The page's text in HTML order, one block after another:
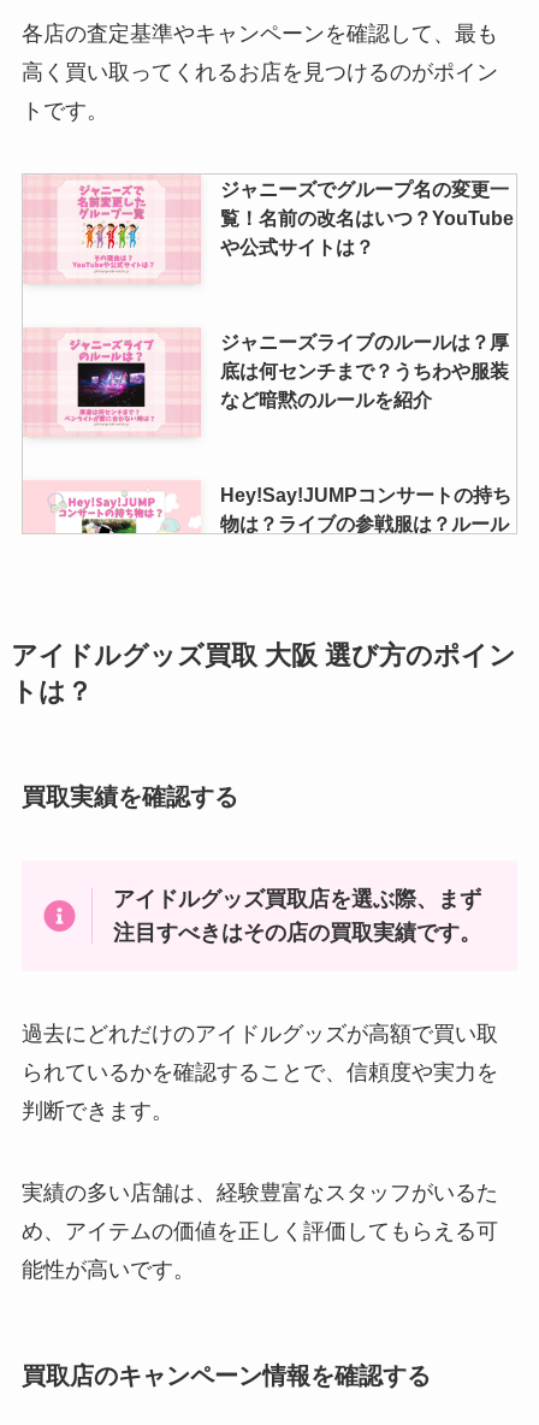
各店の査定基準やキャンペーンを確認して、最も
高く買い取ってくれるお店を見つけるのがポイン
トです。
ジャニーズでグループ名の変更一
覧！名前の改名はいつ？YouTube
や公式サイトは？
ジャニーズライブのルールは？厚
底は何センチまで？うちわや服装
など暗黙のルールを紹介
Hey!Say!JUMPコンサートの持ち
物は？ライブの参戦服は？ルール
snowman入所順一覧！入所日や
年齢順・誕生日一覧・脱退メンバ
ジャニキングの口コミは？連絡こ
アイドルグッズ買取 大阪 選び方のポイン
トは？
買取実績を確認する
アイドルグッズ買取店を選ぶ際、まず
注目すべきはその店の買取実績です。
過去にどれだけのアイドルグッズが高額で買い取
られているかを確認することで、信頼度や実力を
判断できます。
実績の多い店舗は、経験豊富なスタッフがいるた
め、アイテムの価値を正しく評価してもらえる可
能性が高いです。
買取店のキャンペーン情報を確認する